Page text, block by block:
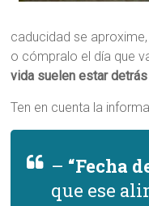
caducidad se
o cómpralo el día que
vida suelen estar
Ten en cuenta la
– “Fecha
que ese